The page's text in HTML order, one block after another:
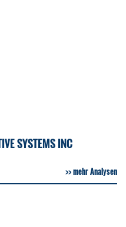
SYSTEMS INC
mehr Analysen